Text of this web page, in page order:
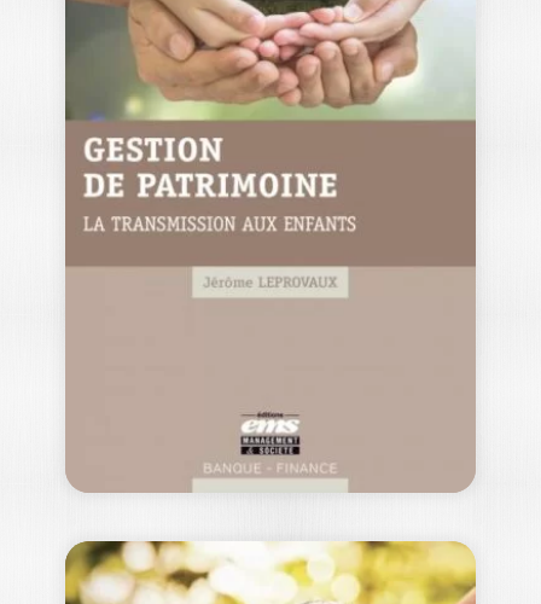
INFRASTRUCTURE
S : STRATÉGIE
D’INVESTISSEURS
Historiquement structuré autour de